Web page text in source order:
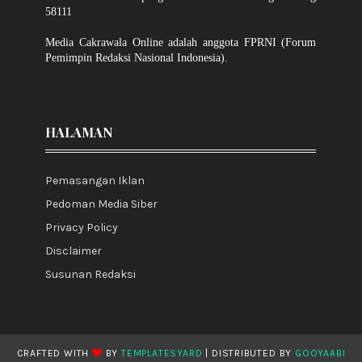
58111
Media Cakrawala Online adalah anggota FPRNI (Forum
Pemimpin Redaksi Nasional Indonesia).
HALAMAN
Pemasangan Iklan
Pedoman Media Siber
Privacy Policy
Disclaimer
Susunan Redaksi
CRAFTED WITH BYTEMPLATESYARD | DISTRIBUTED BY GOOYAABI